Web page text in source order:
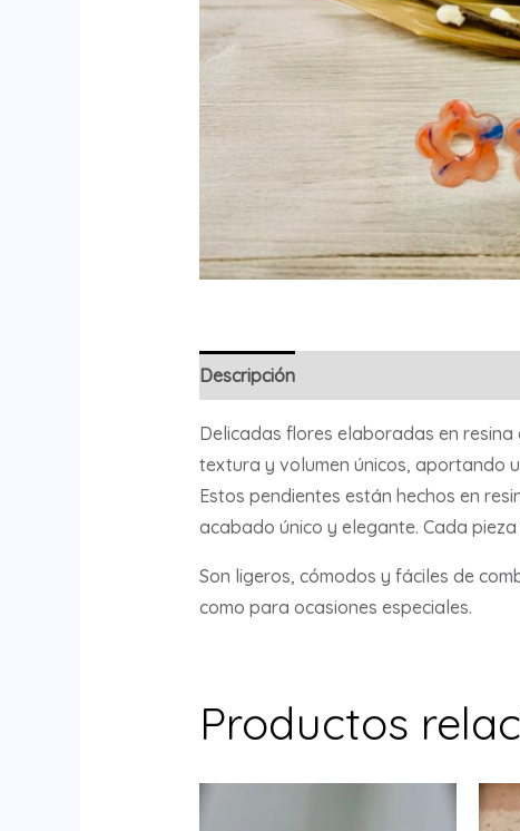
Descripción
Delicadas flores elaboradas en
textura y volumen únicos, aportando
Estos pendientes están hechos en
acabado único y elegante. Cada
Son ligeros, cómodos y fáciles de
como para ocasiones especiales.
Productos